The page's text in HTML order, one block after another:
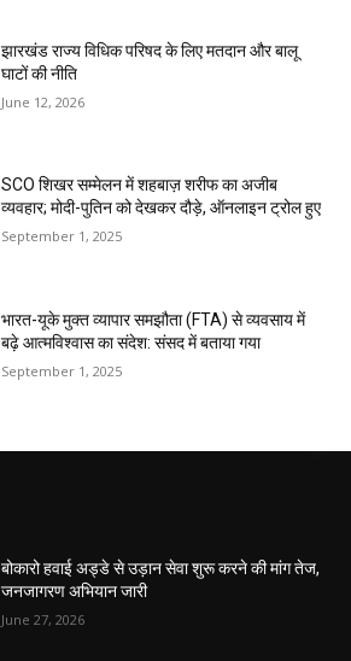
झारखंड राज्य विधिक परिषद के लिए मतदान और बालू
घाटों की नीति
June 12, 2026
SCO शिखर सम्मेलन में शहबाज़ शरीफ का अजीब
व्यवहार; मोदी-पुतिन को देखकर दौड़े, ऑनलाइन ट्रोल हुए
September 1, 2025
भारत-यूके मुक्त व्यापार समझौता (FTA) से व्यवसाय में
बढ़े आत्मविश्वास का संदेश: संसद में बताया गया
September 1, 2025
बोकारो हवाई अड्डे से उड़ान सेवा शुरू करने की मांग तेज,
जनजागरण अभियान जारी
June 27, 2026